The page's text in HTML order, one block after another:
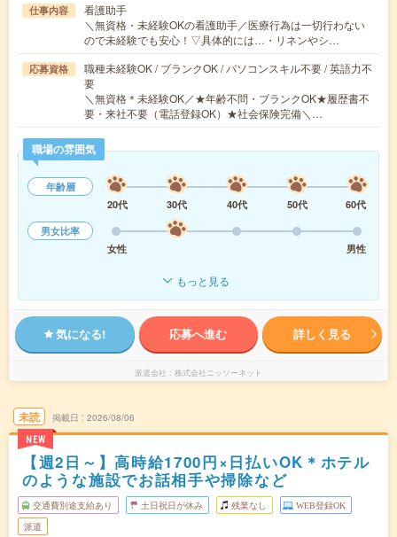
仕事内容
看護助手
＼無資格・未経験OKの看護助手／医療行為は一切行わない
ので未経験でも安心！▽具体的には…・リネンやシ…
応募資格
職種未経験OK / ブランクOK / パソコンスキル不要 / 英語力不
要
＼無資格＊未経験OK／★年齢不問・ブランクOK★履歴書不
要・来社不要（電話登録OK）★社会保険完備＼…
職場の雰囲気
年齢層
20代
30代 40代 50代
60代
男女比率
女性
男性
もっと見る
気になる! 応募へ進む 詳しく見る
派遣会社 株式会社ニッソーネット
未読
NEW
掲載日 2026/08/06
【週2日～】高時給1700円×日払いOK＊ホテル
のような施設でお話相手や掃除など
交通費別途支給あり 土日祝日が休み 残業なし WEB登録OK
派遣